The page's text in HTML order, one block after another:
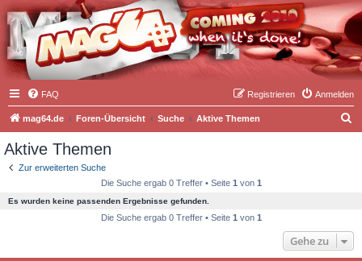
FAQ Anmelden
Registrieren
mag64.de Foren-Übersicht Suche Aktive Themen
Aktive Themen
Zur erweiterten Suche
Die Suche ergab 0 Treffer • Seite 1 von 1
Es wurden keine passenden Ergebnisse gefunden.
Die Suche ergab 0 Treffer • Seite 1 von 1
Gehe zu